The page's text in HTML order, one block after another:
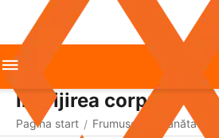
Îngrijirea corpului
Pagina start / Frumusețe și sănătate